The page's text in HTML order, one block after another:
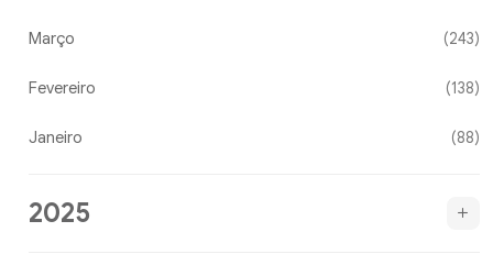
Março (243)
Fevereiro (138)
Janeiro (88)
2025